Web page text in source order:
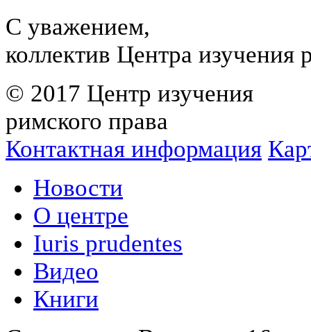
С уважением,
коллектив Центра изучения
© 2017 Центр изучения
римского права
Контактная информация
Новости
О центре
Iuris prudentes
Видео
Книги